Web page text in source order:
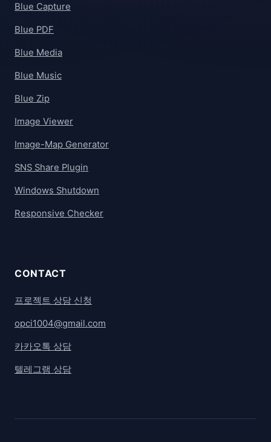
Blue Capture
Blue PDF
Blue Media
Blue Music
Blue Zip
Image Viewer
Image-Map Generator
SNS Share Plugin
Windows Shutdown
Responsive Checker
CONTACT
프로젝트 상담 신청
opci1004@gmail.com
카카오톡 상담
텔레그램 상담